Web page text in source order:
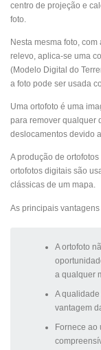
Fale Conosco
centro de projeção e
foto.
Nesta mesma foto,
relevo, aplica-se uma
(Modelo Digital do
a foto pode ser usada
Uma ortofoto é uma
para remover qualquer
deslocamentos devido
A produção de
ortofotos digitais são
clássicas de um mapa.
As principais vantagens
A ortofoto
a qualquer
A
vantagem
Fornece ao